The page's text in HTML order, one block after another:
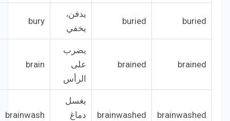
buried
buried
يدفن،
يخفي
bury
brained
brained
يضرب
على
الرأس
brain
brainwashed
brainwashed
يغسل
دماغ
brainwash